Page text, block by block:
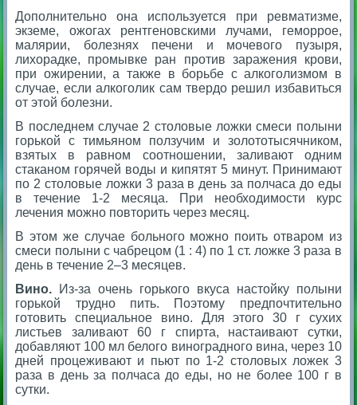
Дополнительно она используется при ревматизме,
экземе, ожогах рентгеновскими лучами, геморрое,
малярии, болезнях печени и мочевого пузыря,
лихорадке, промывке ран против заражения крови,
при ожирении, а также в борьбе с алкоголизмом в
случае, если алкоголик сам твердо решил избавиться
от этой болезни.
В последнем случае 2 столовые ложки смеси полыни
горькой с тимьяном ползучим и золототысячником,
взятых в равном соотношении, заливают одним
стаканом горячей воды и кипятят 5 минут. Принимают
по 2 столовые ложки 3 раза в день за полчаса до еды
в течение 1-2 месяца. При необходимости курс
лечения можно повторить через месяц.
В этом же случае больного можно поить отваром из
смеси полыни с чабрецом (1 : 4) по 1 ст. ложке 3 раза в
день в течение 2–3 месяцев.
Вино. Из-за очень горького вкуса настойку полыни
горькой трудно пить. Поэтому предпочтительно
готовить специальное вино. Для этого 30 г сухих
листьев заливают 60 г спирта, настаивают сутки,
добавляют 100 мл белого виноградного вина, через 10
дней процеживают и пьют по 1-2 столовых ложек 3
раза в день за полчаса до еды, но не более 100 г в
сутки.